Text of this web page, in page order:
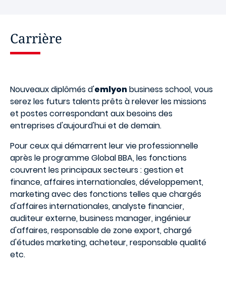
Carrière
Nouveaux diplômés d'emlyonbusiness school, vous
serez les futurs talents prêts à relever les missions
et postes correspondant aux besoins des
entreprises d'aujourd'hui et de demain.
Pour ceux qui démarrent leur vie professionnelle
après le programme Global BBA, les fonctions
couvrent les principaux secteurs : gestion et
finance, affaires internationales, développement,
marketing avec des fonctions telles que chargés
d'affaires internationales, analyste financier,
auditeur externe, business manager, ingénieur
d'affaires, responsable de zone export, chargé
d'études marketing, acheteur, responsable qualité
etc.